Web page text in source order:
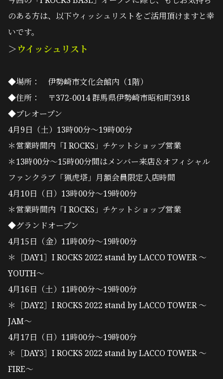
のある方は、以下ウィッシュリストをご活用頂けますと幸
いです。
＞ウイッシュリスト
◆場所： 伊勢崎市文化会館内（1階）
◆住所： 〒372-0014 群馬県伊勢崎市昭和町3918
◆プレオープン
4月9日（土）13時00分～19時00分
＊営業時間内「I ROCKS」チケットショップ営業
＊13時00分～15時00分間はメンバー来店＆オフィシャル
ファンクラブ「猟虎塔」月額会員限定入店時間
4月10日（日）13時00分～19時00分
＊営業時間内「I ROCKS」チケットショップ営業
◆グランドオープン
4月15日（金）11時00分～19時00分
＊［DAY1］I ROCKS 2022 stand by LACCO TOWER 〜
YOUTH〜
4月16日（土）11時00分～19時00分
＊［DAY2］I ROCKS 2022 stand by LACCO TOWER 〜
JAM〜
4月17日（日）11時00分～19時00分
＊［DAY3］I ROCKS 2022 stand by LACCO TOWER 〜
FIRE〜